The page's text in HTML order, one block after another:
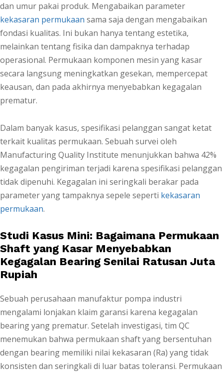
dan umur pakai produk. Mengabaikan parameter
kekasaran permukaan sama saja dengan mengabaikan
fondasi kualitas. Ini bukan hanya tentang estetika,
melainkan tentang fisika dan dampaknya terhadap
operasional. Permukaan komponen mesin yang kasar
secara langsung meningkatkan gesekan, mempercepat
keausan, dan pada akhirnya menyebabkan kegagalan
prematur.
Dalam banyak kasus, spesifikasi pelanggan sangat ketat
terkait kualitas permukaan. Sebuah survei oleh
Manufacturing Quality Institute menunjukkan bahwa 42%
kegagalan pengiriman terjadi karena spesifikasi pelanggan
tidak dipenuhi. Kegagalan ini seringkali berakar pada
parameter yang tampaknya sepele seperti kekasaran
permukaan.
Studi Kasus Mini: Bagaimana Permukaan
Shaft yang Kasar Menyebabkan
Kegagalan Bearing Senilai Ratusan Juta
Rupiah
Sebuah perusahaan manufaktur pompa industri
mengalami lonjakan klaim garansi karena kegagalan
bearing yang prematur. Setelah investigasi, tim QC
menemukan bahwa permukaan shaft yang bersentuhan
dengan bearing memiliki nilai kekasaran (Ra) yang tidak
konsisten dan seringkali di luar batas toleransi. Permukaan